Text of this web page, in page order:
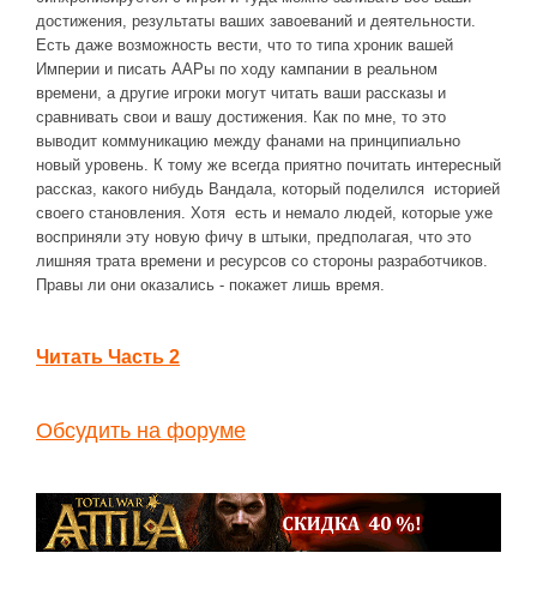
достижения, результаты ваших завоеваний и деятельности.
Есть даже возможность вести, что то типа хроник вашей
Империи и писать ААРы по ходу кампании в реальном
времени, а другие игроки могут читать ваши рассказы и
сравнивать свои и вашу достижения. Как по мне, то это
выводит коммуникацию между фанами на принципиально
новый уровень. К тому же всегда приятно почитать интересный
рассказ, какого нибудь Вандала, который поделился историей
своего становления. Хотя есть и немало людей, которые уже
восприняли эту новую фичу в штыки, предполагая, что это
лишняя трата времени и ресурсов со стороны разработчиков.
Правы ли они оказались - покажет лишь время.
Читать Часть 2
Обсудить на форуме